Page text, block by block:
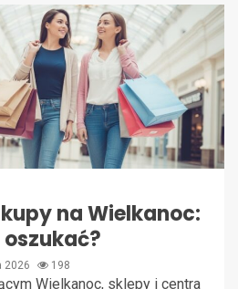
na Wielkanoc:
2026 198
Wielkanoc, sklepy i centra